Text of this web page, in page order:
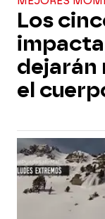
Los
dejarán
el